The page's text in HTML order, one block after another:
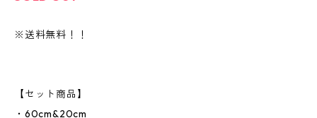
※送料無料！！
【セット商品】
・60cm&20cm